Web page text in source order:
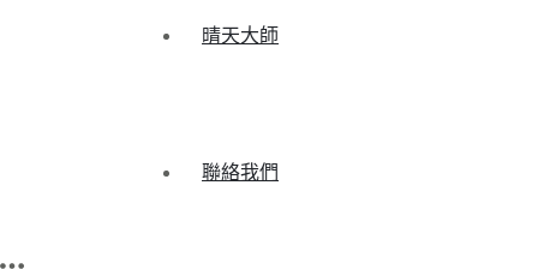
晴天大師
聯絡我們